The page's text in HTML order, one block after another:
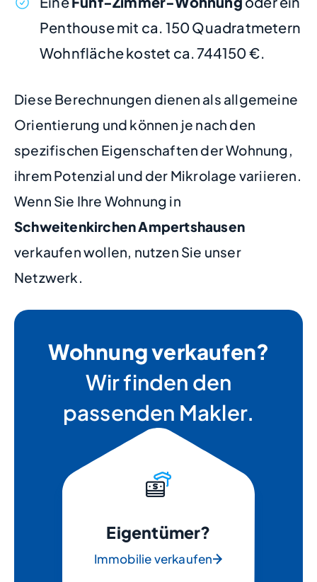
Penthouse mit ca. 150 Quadratmetern
Wohnfläche kostet ca. 744150 €.
Diese Berechnungen dienen als allgemeine
Orientierung und können je nach den
spezifischen Eigenschaften der Wohnung,
ihrem Potenzial und der Mikrolage variieren.
Wenn Sie Ihre Wohnung in
Schweitenkirchen Ampertshausen
verkaufen wollen, nutzen Sie unser
Netzwerk.
Wohnung verkaufen?
Wir finden den
passenden Makler.
Eigentümer?
Immobilie verkaufen